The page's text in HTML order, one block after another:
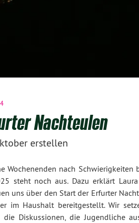
Nachteulen
erstellen
Wochenenden nach Schwierigkeiten
steht noch aus. Dazu erklärt Laura
uns über den Start der Erfurter
im Haushalt bereitgestellt. Wir
Diskussionen, die Jugendliche